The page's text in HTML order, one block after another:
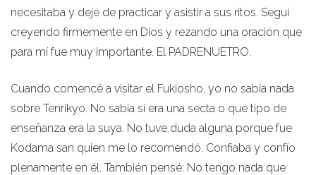
necesitaba y dejé de practicar y asistir a sus ritos. Seguí
creyendo firmemente en Dios y rezando una oración que
para mí fue muy importante. El PADRENUETRO.
Cuando comencé a visitar el Fukiosho, yo no sabía nada
sobre Tenrikyo. No sabía si era una secta o qué tipo de
enseñanza era la suya. No tuve duda alguna porque fue
Kodama san quien me lo recomendó. Confiaba y confío
plenamente en él. También pensé: No tengo nada que